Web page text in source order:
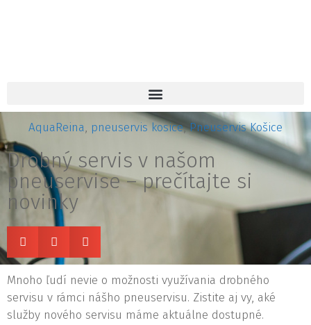
AquaReina, pneuservis kosice,Pneuservis Košice
Drobný servis v našom
pneuservise – prečítajte si
novinky
Mnoho ľudí nevie o možnosti využívania drobného
servisu v rámci nášho pneuservisu. Zistite aj vy, aké
služby nového servisu máme aktuálne dostupné.